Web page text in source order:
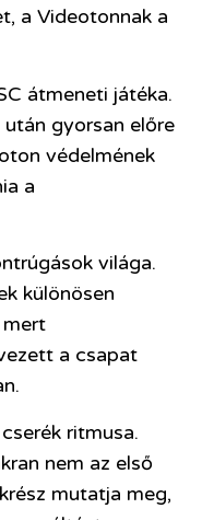
a Videotonnak a
átmeneti játéka.
gyorsan előre
védelmének
a
világa.
különösen
mert
a csapat
ritmusa.
nem az első
mutatja meg,